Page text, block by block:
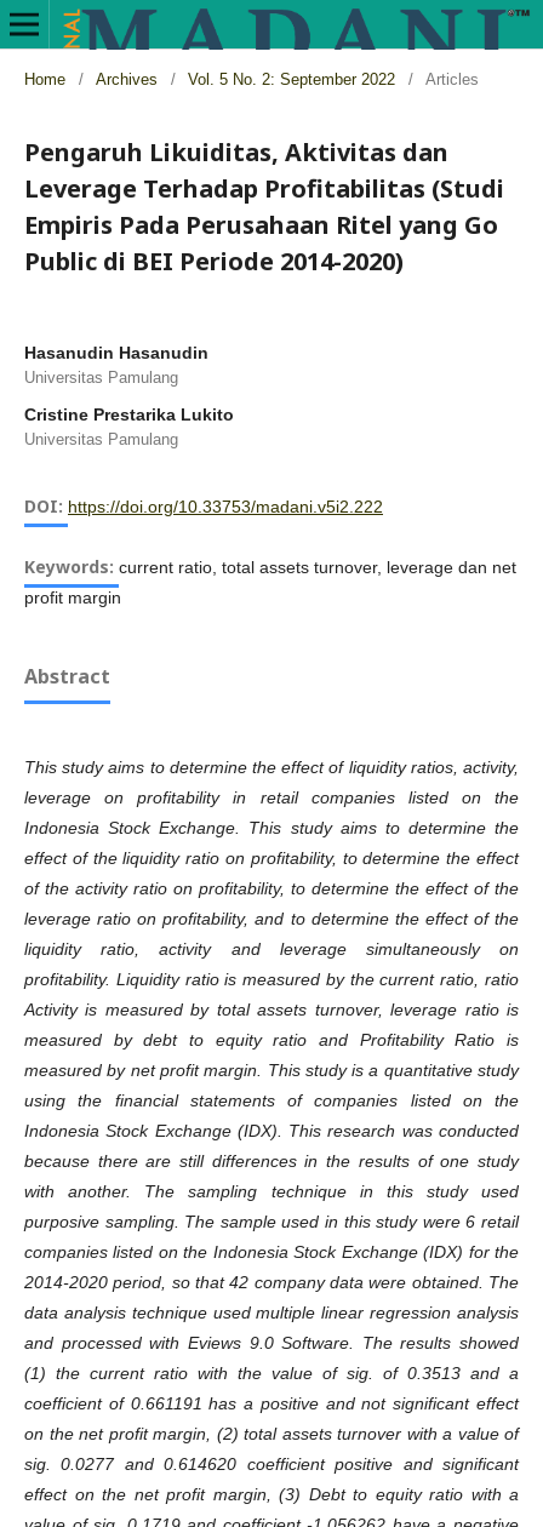
Home / Archives / Vol. 5 No. 2: September 2022 / Articles
Pengaruh Likuiditas, Aktivitas dan
Leverage Terhadap Profitabilitas (Studi
Empiris Pada Perusahaan Ritel yang Go
Public di BEI Periode 2014-2020)
Hasanudin Hasanudin
Universitas Pamulang
Cristine Prestarika Lukito
Universitas Pamulang
DOI: https://doi.org/10.33753/madani.v5i2.222
Keywords: current ratio, total assets turnover, leverage dan net
profit margin
Abstract
This study aims to determine the effect of liquidity ratios, activity,
leverage on profitability in retail companies listed on the
Indonesia Stock Exchange. This study aims to determine the
effect of the liquidity ratio on profitability, to determine the effect
of the activity ratio on profitability, to determine the effect of the
leverage ratio on profitability, and to determine the effect of the
liquidity ratio, activity and leverage simultaneously on
profitability. Liquidity ratio is measured by the current ratio, ratio
Activity is measured by total assets turnover, leverage ratio is
measured by debt to equity ratio and Profitability Ratio is
measured by net profit margin. This study is a quantitative study
using the financial statements of companies listed on the
Indonesia Stock Exchange (IDX). This research was conducted
because there are still differences in the results of one study
with another. The sampling technique in this study used
purposive sampling. The sample used in this study were 6 retail
companies listed on the Indonesia Stock Exchange (IDX) for the
2014-2020 period, so that 42 company data were obtained. The
data analysis technique used multiple linear regression analysis
and processed with Eviews 9.0 Software. The results showed
(1) the current ratio with the value of sig. of 0.3513 and a
coefficient of 0.661191 has a positive and not significant effect
on the net profit margin, (2) total assets turnover with a value of
sig. 0.0277 and 0.614620 coefficient positive and significant
effect on the net profit margin, (3) Debt to equity ratio with a